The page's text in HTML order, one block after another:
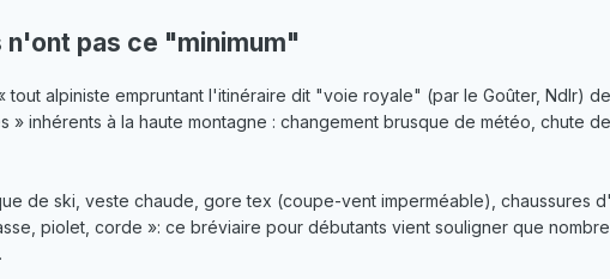
n'ont pas ce "minimum"
tout alpiniste empruntant l'itinéraire dit "voie royale" (par le Goûter, Ndlr)
» inhérents à la haute montagne : changement brusque de météo, chute
de ski, veste chaude, gore tex (coupe-vent imperméable), chaussures
piolet, corde »: ce bréviaire pour débutants vient souligner que